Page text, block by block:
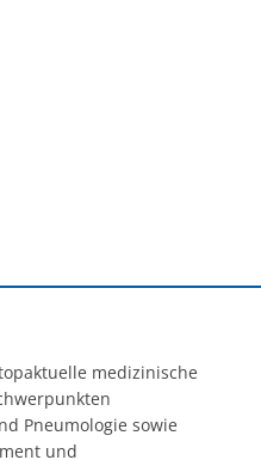
medizinische
Pneumologie sowie
und